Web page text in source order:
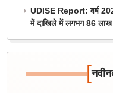
UDISE Report: वर्ष
में दाखिले में लगभग 86
[